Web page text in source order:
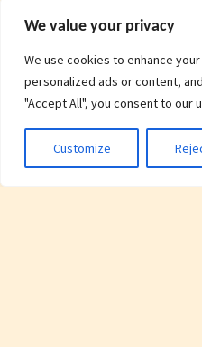
We value your privacy
We use cookies to enhance
personalized ads or content,
"Accept All", you consent to our
Customize